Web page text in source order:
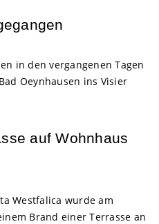
in den vergangenen Tagen
Oeynhausen ins Visier
auf Wohnhaus
Westfalica wurde am
Brand einer Terrasse an